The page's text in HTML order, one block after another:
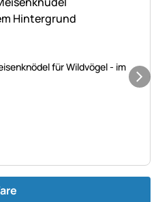
für Wildvögel - im